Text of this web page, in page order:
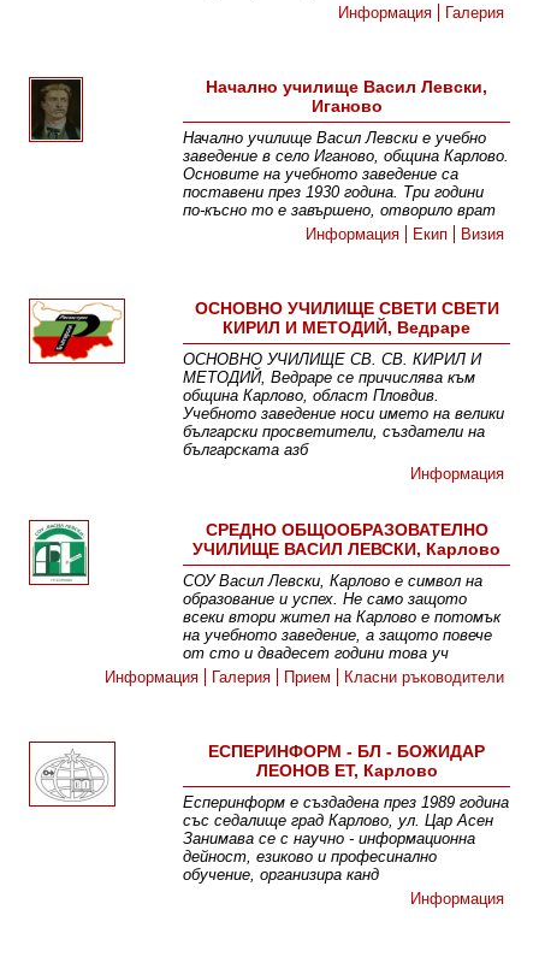
Информация
Галерия
Начално училище Васил Левски,
Иганово
Начално училище Васил Левски е учебно
заведение в село Иганово, община Карлово.
Основите на учебното заведение са
поставени през 1930 година. Три години
по-късно то е завършено, отворило врат
Информация
Екип Визия
ОСНОВНО УЧИЛИЩЕ СВЕТИ СВЕТИ
КИРИЛ И МЕТОДИЙ, Ведраре
ОСНОВНО УЧИЛИЩЕ СВ. СВ. КИРИЛ И
МЕТОДИЙ, Ведраре се причислява към
община Карлово, област Пловдив.
Учебното заведение носи името на велики
български просветители, създатели на
българската азб
Информация
СРЕДНО ОБЩООБРАЗОВАТЕЛНО
УЧИЛИЩЕ ВАСИЛ ЛЕВСКИ, Карлово
СОУ Васил Левски, Карлово е символ на
образование и успех. Не само защото
всеки втори жител на Карлово е потомък
на учебното заведение, а защото повече
от сто и двадесет години това уч
Информация
Галерия Прием Класни ръководители
ЕСПЕРИНФОРМ - БЛ - БОЖИДАР
ЛЕОНОВ ET, Карлово
Есперинформ е създадена през 1989 година
със седалище град Карлово, ул. Цар Асен
Занимава се с научно - информационна
дейност, езиково и професинално
обучение, организира канд
Информация